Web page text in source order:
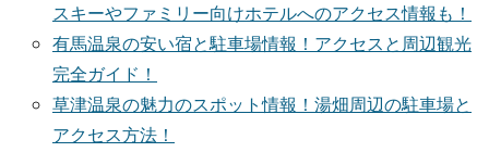
スキーやファミリー向けホテルへのアクセス情報も！
有馬温泉の安い宿と駐車場情報！アクセスと周辺観光
完全ガイド！
草津温泉の魅力のスポット情報！湯畑周辺の駐車場と
アクセス方法！